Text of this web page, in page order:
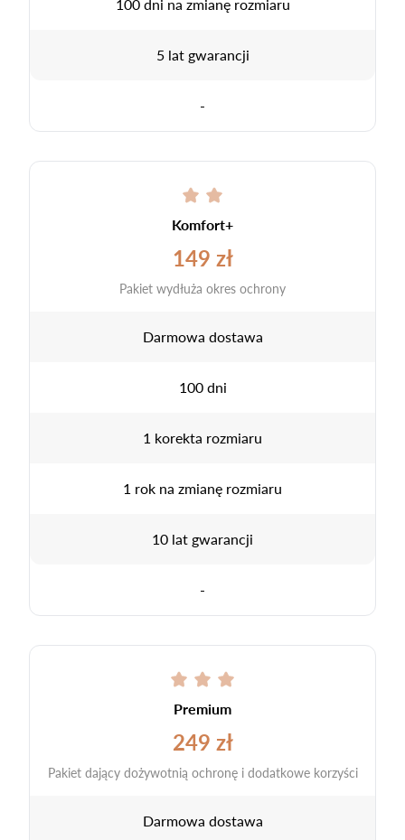
5 lat gwarancji
-
Komfort+
149 zł
Pakiet wydłuża okres ochrony
Darmowa dostawa
100 dni
1 korekta rozmiaru
1 rok na zmianę rozmiaru
10 lat gwarancji
-
Premium
249 zł
Pakiet dający dożywotnią ochronę i dodatkowe korzyści
Darmowa dostawa